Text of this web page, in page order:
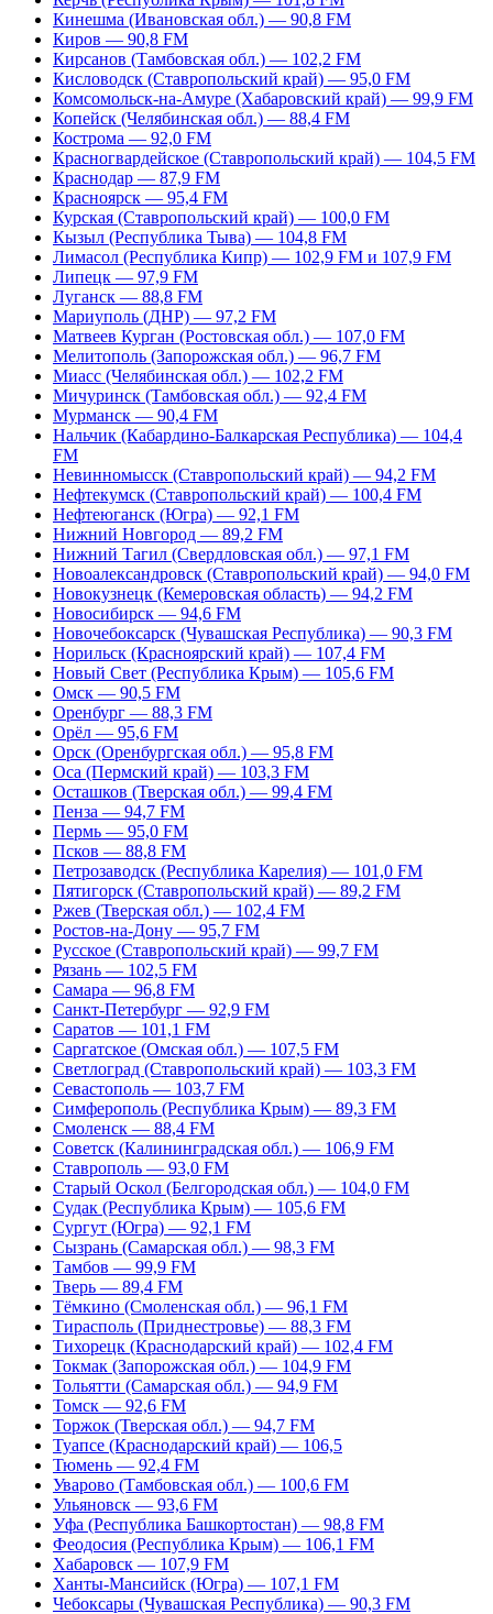
Кинешма (Ивановская обл.) — 90,8 FM
Киров — 90,8 FM
Кирсанов (Тамбовская обл.) — 102,2 FM
Кисловодск (Ставропольский край) — 95,0 FM
Комсомольск-на-Амуре (Хабаровский край) — 99,9 FM
Копейск (Челябинская обл.) — 88,4 FM
Кострома — 92,0 FM
Красногвардейское (Ставропольский край) — 104,5 FM
Краснодар — 87,9 FM
Красноярск — 95,4 FM
Курская (Ставропольский край) — 100,0 FM
Кызыл (Республика Тыва) — 104,8 FM
Лимасол (Республика Кипр) — 102,9 FM и 107,9 FM
Липецк — 97,9 FM
Луганск — 88,8 FM
Мариуполь (ДНР) — 97,2 FM
Матвеев Курган (Ростовская обл.) — 107,0 FM
Мелитополь (Запорожская обл.) — 96,7 FM
Миасс (Челябинская обл.) — 102,2 FM
Мичуринск (Тамбовская обл.) — 92,4 FM
Мурманск — 90,4 FM
Нальчик (Кабардино-Балкарская Республика) — 104,4
FM
Невинномысск (Ставропольский край) — 94,2 FM
Нефтекумск (Ставропольский край) — 100,4 FM
Нефтеюганск (Югра) — 92,1 FM
Нижний Новгород — 89,2 FM
Нижний Тагил (Свердловская обл.) — 97,1 FM
Новоалександровск (Ставропольский край) — 94,0 FM
Новокузнецк (Кемеровская область) — 94,2 FM
Новосибирск — 94,6 FM
Новочебоксарск (Чувашская Республика) — 90,3 FM
Норильск (Красноярский край) — 107,4 FM
Новый Свет (Республика Крым) — 105,6 FM
Омск — 90,5 FM
Оренбург — 88,3 FM
Орёл — 95,6 FM
Орск (Оренбургская обл.) — 95,8 FM
Оса (Пермский край) — 103,3 FM
Осташков (Тверская обл.) — 99,4 FM
Пенза — 94,7 FM
Пермь — 95,0 FM
Псков — 88,8 FM
Петрозаводск (Республика Карелия) — 101,0 FM
Пятигорск (Ставропольский край) — 89,2 FM
Ржев (Тверская обл.) — 102,4 FM
Ростов-на-Дону — 95,7 FM
Русское (Ставропольский край) — 99,7 FM
Рязань — 102,5 FM
Самара — 96,8 FM
Санкт-Петербург — 92,9 FM
Саратов — 101,1 FM
Саргатское (Омская обл.) — 107,5 FM
Светлоград (Ставропольский край) — 103,3 FM
Севастополь — 103,7 FM
Симферополь (Республика Крым) — 89,3 FM
Смоленск — 88,4 FM
Советск (Калининградская обл.) — 106,9 FM
Ставрополь — 93,0 FM
Старый Оскол (Белгородская обл.) — 104,0 FM
Судак (Республика Крым) — 105,6 FM
Сургут (Югра) — 92,1 FM
Сызрань (Самарская обл.) — 98,3 FM
Тамбов — 99,9 FM
Тверь — 89,4 FM
Тёмкино (Смоленская обл.) — 96,1 FM
Тирасполь (Приднестровье) — 88,3 FM
Тихорецк (Краснодарский край) — 102,4 FM
Токмак (Запорожская обл.) — 104,9 FM
Тольятти (Самарская обл.) — 94,9 FM
Томск — 92,6 FM
Торжок (Тверская обл.) — 94,7 FM
Туапсе (Краснодарский край) — 106,5
Тюмень — 92,4 FM
Уварово (Тамбовская обл.) — 100,6 FM
Ульяновск — 93,6 FM
Уфа (Республика Башкортостан) — 98,8 FM
Феодосия (Республика Крым) — 106,1 FM
Хабаровск — 107,9 FM
Ханты-Мансийск (Югра) — 107,1 FM
Чебоксары (Чувашская Республика) — 90,3 FM